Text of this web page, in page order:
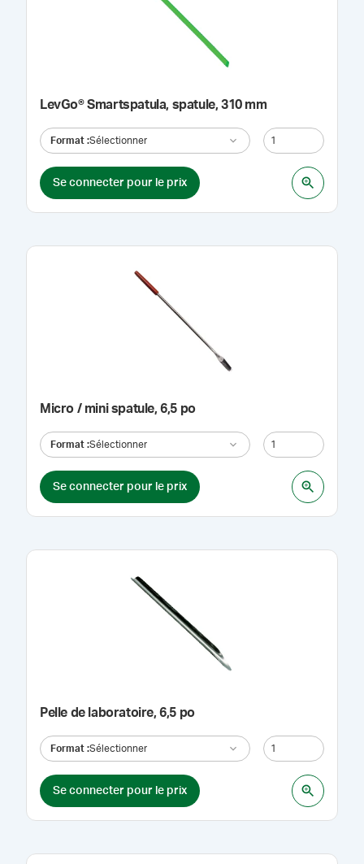
LevGo® Smartspatula, spatule, 310 mm
Format :Sélectionner
Se connecter pour le prix
Micro / mini spatule, 6,5 po
Format :Sélectionner
Se connecter pour le prix
Pelle de laboratoire, 6,5 po
Format :Sélectionner
Se connecter pour le prix